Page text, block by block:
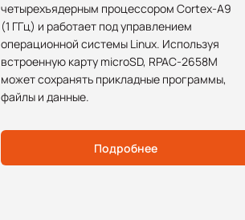
четырехъядерным процессором Cortex-A9
(1 ГГц) и работает под управлением
операционной системы Linux. Используя
встроенную карту microSD, RPAC-2658M
может сохранять прикладные программы,
файлы и данные.
Подробнее